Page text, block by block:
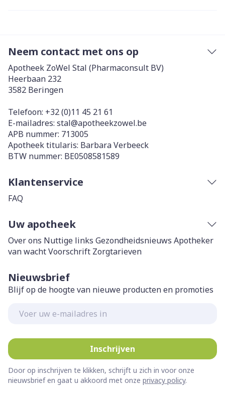
Neem contact met ons op
Apotheek ZoWel Stal (Pharmaconsult BV)
Heerbaan 232
3582 Beringen
Telefoon: +32 (0)11 45 21 61
E-mailadres: stal@apotheekzowel.be
APB nummer: 713005
Apotheek titularis: Barbara Verbeeck
BTW nummer: BE0508581589
Klantenservice
FAQ
Uw apotheek
Over ons Nuttige links Gezondheidsnieuws Apotheker
van wachtVoorschrift Zorgtarieven
Nieuwsbrief
Blijf op de hoogte van nieuwe producten en promoties
Inschrijven
Door op inschrijven te klikken, schrijft u zich in voor onze
nieuwsbrief en gaat u akkoord met onze privacy policy.